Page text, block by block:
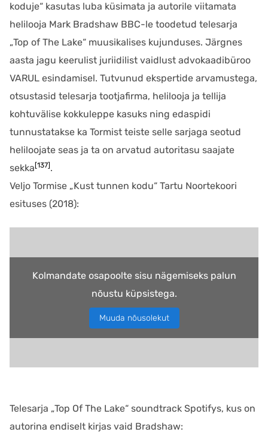
koduje“ kasutas luba küsimata ja autorile viitamata
helilooja Mark Bradshaw BBC-le toodetud telesarja
„Top of The Lake“ muusikalises kujunduses. Järgnes
aasta jagu keerulist juriidilist vaidlust advokaadibüroo
VARUL esindamisel. Tutvunud ekspertide arvamustega,
otsustasid telesarja tootjafirma, helilooja ja tellija
kohtuvälise kokkuleppe kasuks ning edaspidi
tunnustatakse ka Tormist teiste selle sarjaga seotud
heliloojate seas ja ta on arvatud autoritasu saajate
sekka [137] .
Veljo Tormise „Kust tunnen kodu“ Tartu Noortekoori
esituses (2018):
Kolmandate osapoolte sisu nägemiseks palun
nõustu küpsistega.
Muuda nõusolekut
Telesarja „Top Of The Lake“ soundtrack Spotifys, kus on
autorina endiselt kirjas vaid Bradshaw: